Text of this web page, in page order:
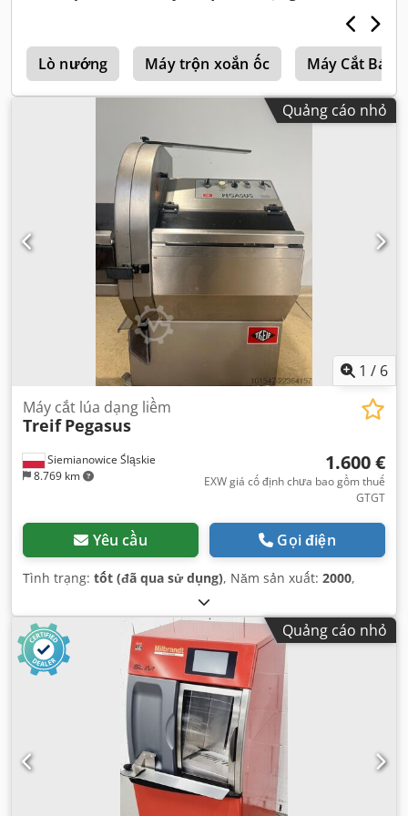
Lò nướng Máy trộn xoắn ốc Máy Cắt
Quảng cáo nhỏ
1 / 6
Siemianowice Śląskie
8.769 km
Máy cắt lúa dạng liềm
Treif Pegasus
1.600 €
EXW giá cố định chưa bao gồm thuế
GTGT
Yêu cầu Gọi điện
Tình trạng: tốt (đã qua sử dụng), Năm sản xuất: 2000,
Quảng cáo nhỏ